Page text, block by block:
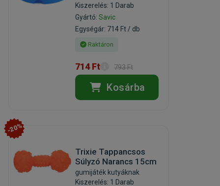
Kiszerelés: 1 Darab
Gyártó:Savic
Egységár: 714 Ft / db
Raktáron
714 Ft 793 Ft
Kosárba
-20%
Trixie Tappancsos
Súlyzó Narancs 15cm
gumijáték kutyáknak
Kiszerelés: 1 Darab